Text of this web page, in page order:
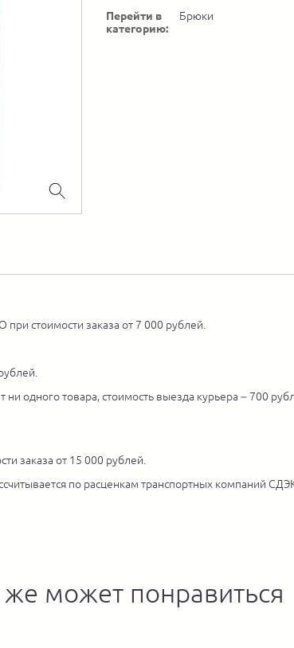
Перейти в
категорию:
Брюки
стоимости заказа от 7 000 рублей.
ни одного товара, стоимость выезда курьера – 700
заказа от 15 000 рублей.
по расценкам транспортных компаний
может понравиться